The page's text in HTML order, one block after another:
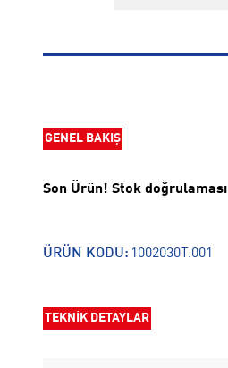
GENEL BAKIŞ
Son Ürün! Stok
ÜRÜN KODU: 1002030T.001
TEKNİK DETAYLAR